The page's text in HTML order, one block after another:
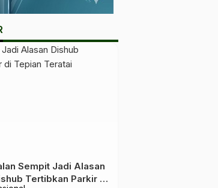
Sempit Jadi Alasan
Tertibkan Parkir di